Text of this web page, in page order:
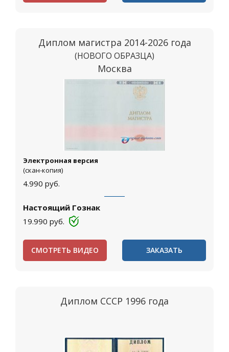
Диплом магистра 2014-2026 года
(НОВОГО ОБРАЗЦА)
Москва
Электронная версия
(скан-копия)
4.990 руб.
Настоящий Гознак
19.990 руб.
СМОТРЕТЬ ВИДЕО ЗАКАЗАТЬ
Диплом СССР 1996 года